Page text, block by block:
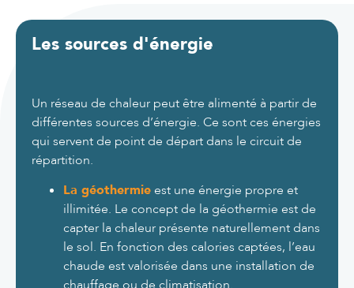
Les sources d'énergie
Un réseau de chaleur peut être alimenté à partir de
différentes sources d’énergie. Ce sont ces énergies
qui servent de point de départ dans le circuit de
répartition.
La géothermieest une énergie propre et
illimitée. Le concept de la géothermie est de
capter la chaleur présente naturellement dans
le sol. En fonction des calories captées, l’eau
chaude est valorisée dans une installation de